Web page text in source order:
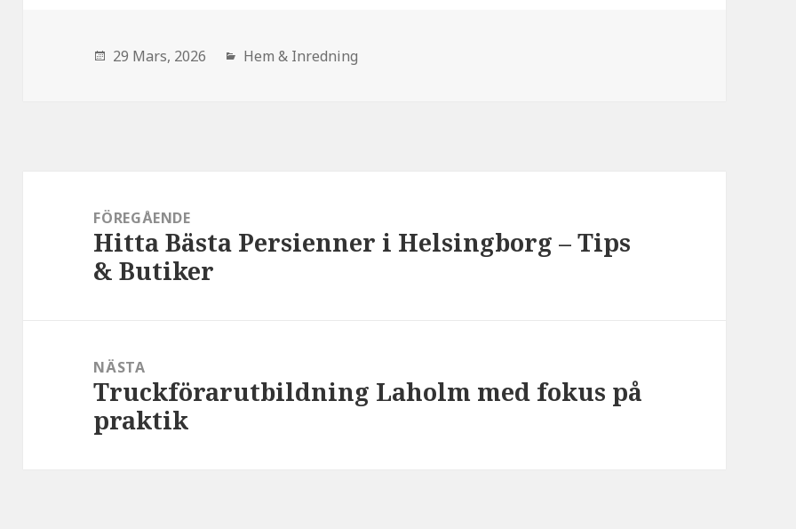
den
29 Mars, 2026 Hem & Inredning
FÖREGÅENDE
:
Hitta Bästa Persienner i Helsingborg – Tips
& Butiker
NÄSTA
:
Truckförarutbildning Laholm med fokus på
praktik